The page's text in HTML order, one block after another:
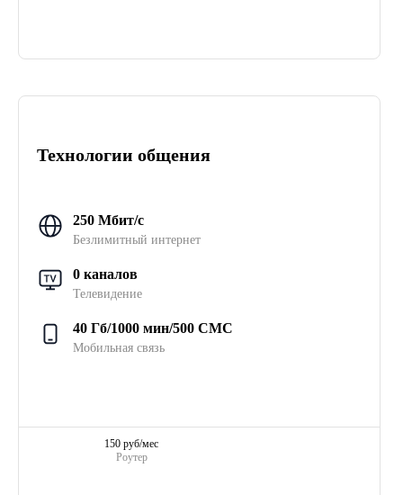
Технологии общения
250 Мбит/с
Безлимитный интернет
0 каналов
Телевидение
40 Гб/1000 мин/500 СМС
Мобильная связь
Роутер
150 руб/мес